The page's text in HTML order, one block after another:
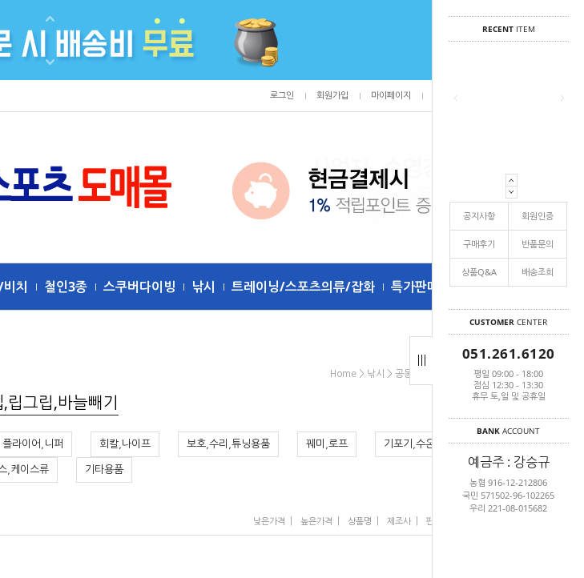
RECENTITEM
공지사항 회원인증
구매후기 반품문의
상품Q&A 배송조희
CUSTOMER CENTER
051.261.6120
평일 09:00 - 18:00
점심 12:30 - 13:30
휴무 토,일 및 공휴일
BANK ACCOUNT
예금주 : 강승규
농협 916-12-212806
국민 571502-96-102265
우리 221-08-015682
로그인 회원가입 마이페이지
치 철인3종 스쿠버다이빙 낚시 트레이닝/스포츠의류/잡화 특가판매
Home > 낚시 > 공동장비 포셉,립그립,바늘빼기
립그립,바늘빼기
플라이어,니퍼 회칼,나이프 보호,수리,튜닝용품 꿰미,로프 기포기,수온계,저울
,케이스류 기타용품
낮은가격 높은가격 상품명 제조사| 판매순위